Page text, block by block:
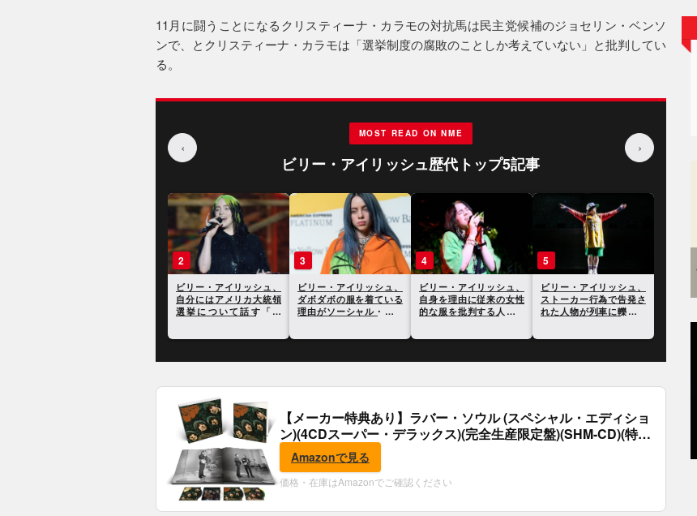
11月に闘うことになるクリスティーナ・カラモの対抗馬は民主党候補のジョセリン・ベンソ
ンで、とクリスティーナ・カラモは「選挙制度の腐敗のことしか考えていない」と批判してい
る。
‹
MOST READ ON NME
ビリー・アイリッシュ歴代トップ5記事
›
2
ビリー・アイリッシュ、
自分にはアメリカ大統領
選挙について話す「責
3
ビリー・アイリッシュ、
ダボダボの服を着ている
理由がソーシャル・メデ
4
ビリー・アイリッシュ、
自身を理由に従来の女性
的な服を批判する人たち
5
ビリー・アイリッシュ、
ストーカー行為で告発さ
れた人物が列車に轢かれ
【メーカー特典あり】ラバー・ソウル (スペシャル・エディショ
ン)(4CDスーパー・デラックス)(完全生産限定盤)(SHM-CD)(特
典:B2ポスター付)
Amazonで見る
価格・在庫はAmazonでご確認ください